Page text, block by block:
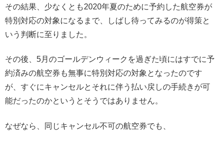
その結果、少なくとも2020年夏のために予約した航空券が
特別対応の対象になるまで、しばし待ってみるのが得策と
いう判断に至りました。
その後、5月のゴールデンウィークを過ぎた頃にはすでに予
約済みの航空券も無事に特別対応の対象となったのです
が、すぐにキャンセルとそれに伴う払い戻しの手続きが可
能だったのかというとそうではありません。
なぜなら、同じキャンセル不可の航空券でも、